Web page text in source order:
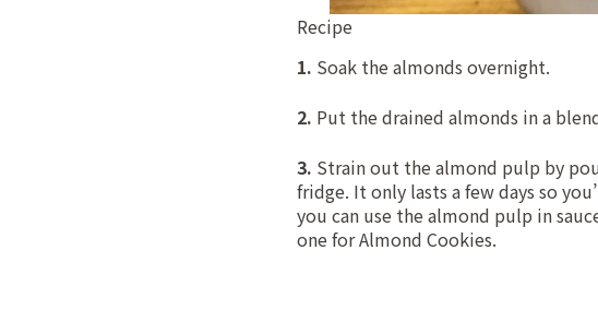
Recipe
1. Soak the almonds overnight.
2. Put the drained almonds in a
3. Strain out the almond pulp by
fridge. It only lasts a few days so
you can use the almond pulp in
one forAlmond Cookies.